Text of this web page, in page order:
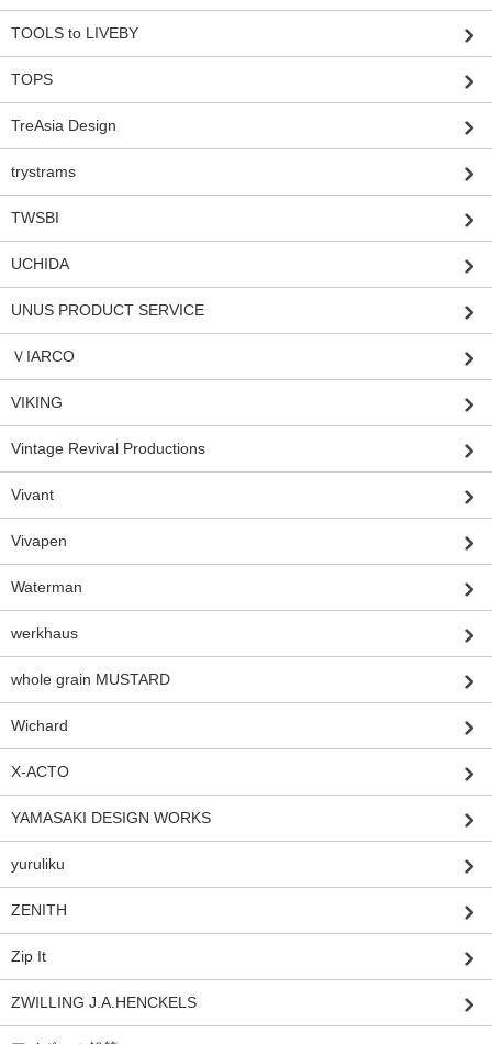
TOOLS to LIVEBY
TOPS
TreAsia Design
trystrams
TWSBI
UCHIDA
UNUS PRODUCT SERVICE
ＶIARCO
VIKING
Vintage Revival Productions
Vivant
Vivapen
Waterman
werkhaus
whole grain MUSTARD
Wichard
X-ACTO
YAMASAKI DESIGN WORKS
yuruliku
ZENITH
Zip It
ZWILLING J.A.HENCKELS